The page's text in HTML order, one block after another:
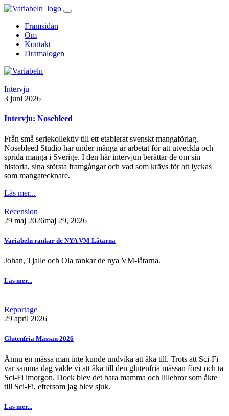
Skip
contentFramsidan
Om
Kontakt
Dramalogen
Variabeln
Intervju
3 juni 2026
Intervju: Nosebleed
Från små seriekollektiv till ett etablerat svenskt mangaförlag.
Nosebleed Studio har under många år arbetat för att utveckla och
sprida manga i Sverige. I den här intervjun berättar de om sin
historia, sina största framgångar och vad som krävs för att lyckas
som mangatecknare.
Läs mer...
Recension
29 maj 2026maj 29, 2026
Variabeln rankar de NYA VM-Låtarna
Johan, Tjalle och Ola rankar de nya VM-låtarna.
Läs mer...
Reportage
29 april 2026
Glutenfria Mässan 2026
Ännu en mässa man inte kunde undvika att åka till. Trots att Sci-Fi
var samma dag valde vi att åka till den glutenfria mässan först och ta
Sci-Fi imorgon. Dock blev det bara mamma och lillebror som åkte
till Sci-Fi, eftersom jag blev sjuk.
Läs mer...